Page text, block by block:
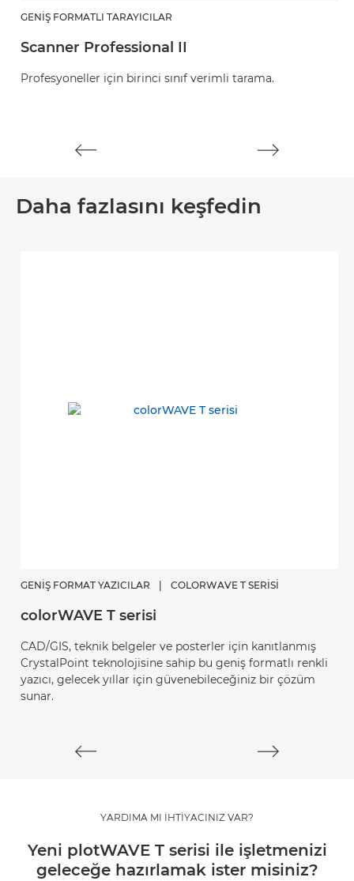
GENIŞ FORMATLI TARAYICILAR
Scanner Professional II
Profesyoneller için birinci sınıf verimli tarama.
Daha fazlasını keşfedin
GENIŞ FORMAT YAZICILAR COLORWAVE T SERISI
colorWAVE T serisi
CAD/GIS, teknik belgeler ve posterler için kanıtlanmış
CrystalPoint teknolojisine sahip bu geniş formatlı renkli
yazıcı, gelecek yıllar için güvenebileceğiniz bir çözüm
sunar.
YARDIMA MI İHTİYACINIZ VAR?
Yeni plotWAVE T serisi ile işletmenizi
geleceğe hazırlamak ister misiniz?